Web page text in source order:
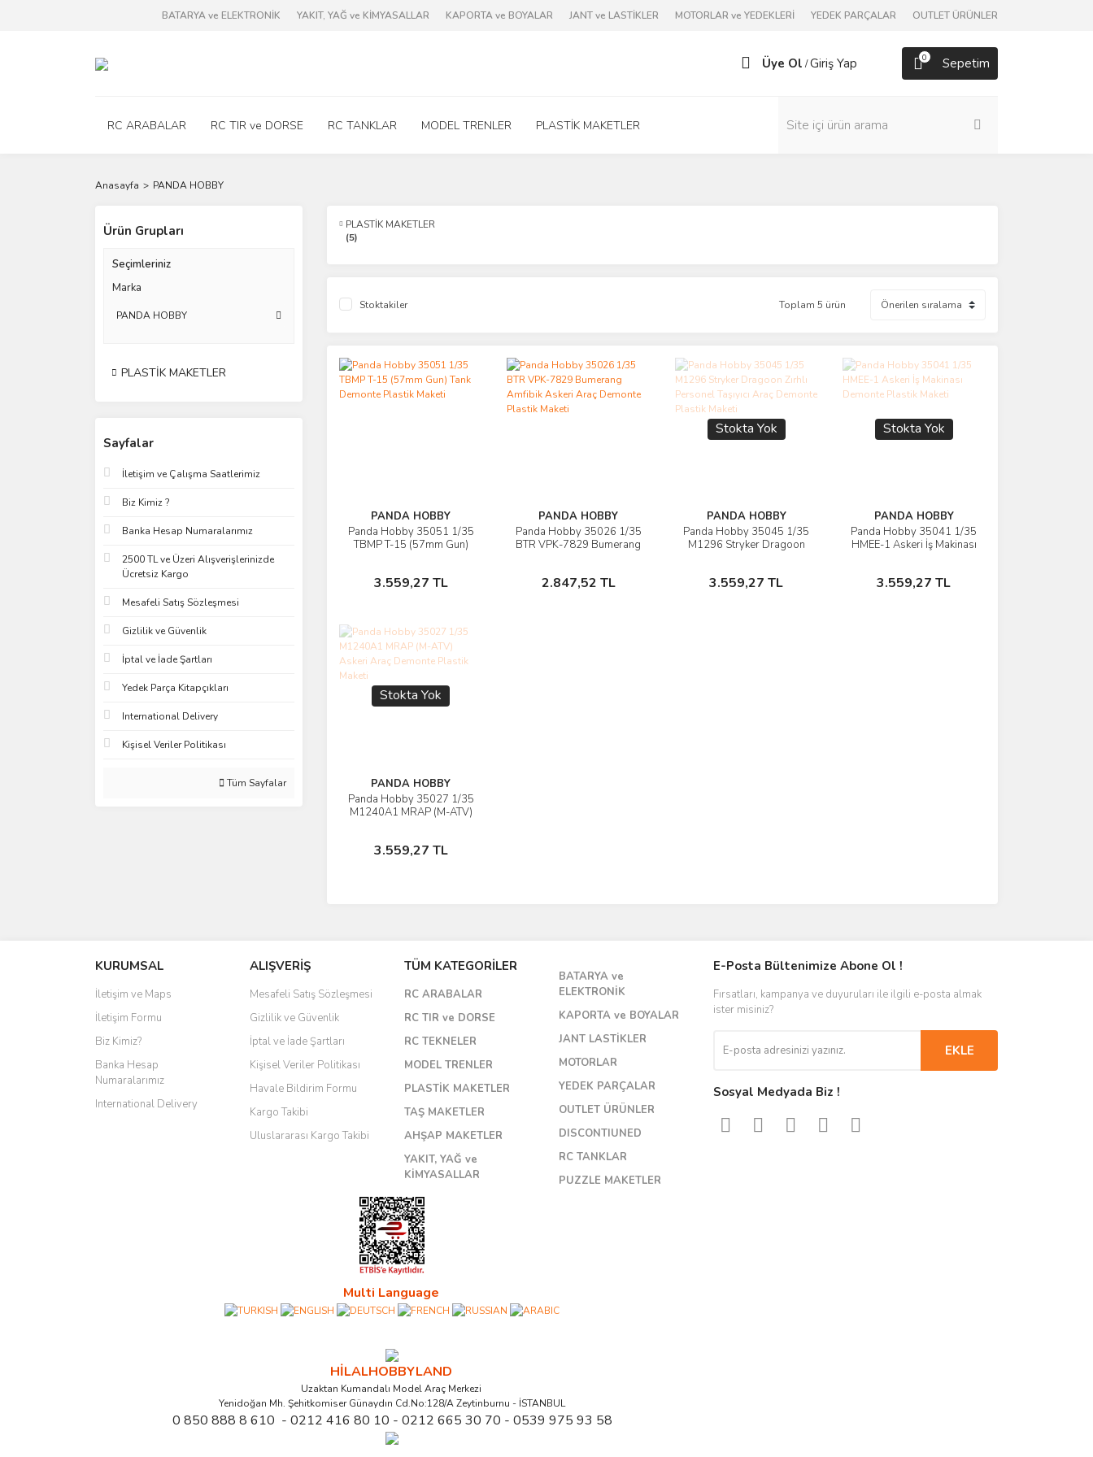
BATARYA ve ELEKTRONİK YAKIT, YAĞ ve KİMYASALLAR KAPORTA ve BOYALAR JANT ve LASTİKLER MOTORLAR ve YEDEKLERİ YEDEK PARÇALAR OUTLET ÜRÜNLER
Üye Ol /Giriş Yap 0 Sepetim
RC ARABALAR RC TIR ve DORSE RC TANKLAR MODEL TRENLER PLASTİK MAKETLER
Anasayfa PANDA HOBBY
Ürün Grupları
Seçimleriniz
Marka
PANDA HOBBY
PLASTİK MAKETLER
Sayfalar
İletişim ve Çalışma Saatlerimiz
Biz Kimiz ?
Banka Hesap Numaralarımız
2500 TL ve Üzeri Alışverişlerinizde
Ücretsiz Kargo
Mesafeli Satış Sözleşmesi
Gizlilik ve Güvenlik
İptal ve İade Şartları
Yedek Parça Kitapçıkları
International Delivery
Kişisel Veriler Politikası
Tüm Sayfalar
PLASTİK MAKETLER
(5)
Stoktakiler Toplam 5 ürün
PANDA HOBBY
Panda Hobby 35051 1/35
TBMP T-15 (57mm Gun)
3.559,27 TL
Ürünü İncele
Sepete Ekle
PANDA HOBBY
Panda Hobby 35026 1/35
BTR VPK-7829 Bumerang
2.847,52 TL
Ürünü İncele
Sepete Ekle
Stokta Yok
PANDA HOBBY
Panda Hobby 35045 1/35
M1296 Stryker Dragoon
Maketi
3.559,27 TL
Ürünü İncele
Stokta Yok
Stokta Yok
PANDA HOBBY
Panda Hobby 35041 1/35
HMEE-1 Askeri İş Makinası
3.559,27 TL
Ürünü İncele
Stokta Yok
Stokta Yok
PANDA HOBBY
Panda Hobby 35027 1/35
M1240A1 MRAP (M-ATV)
3.559,27 TL
Ürünü İncele
Stokta Yok
KURUMSAL
İletişim ve Maps
İletişim Formu
Biz Kimiz?
Banka Hesap
Numaralarımız
International Delivery
ALIŞVERİŞ
Mesafeli Satış Sözleşmesi
Gizlilik ve Güvenlik
İptal ve İade Şartları
Kişisel Veriler Politikası
Havale Bildirim Formu
Kargo Takibi
Uluslararası Kargo Takibi
TÜM KATEGORİLER
RC ARABALAR
RC TIR ve DORSE
RC TEKNELER
MODEL TRENLER
PLASTİK MAKETLER
TAŞ MAKETLER
AHŞAP MAKETLER
YAKIT, YAĞ ve
KİMYASALLAR
BATARYA ve
ELEKTRONİK
KAPORTA ve BOYALAR
JANT LASTİKLER
MOTORLAR
YEDEK PARÇALAR
OUTLET ÜRÜNLER
DISCONTIUNED
RC TANKLAR
PUZZLE MAKETLER
Multi Language
HİLALHOBBYLAND
Uzaktan Kumandalı Model Araç Merkezi
Yenidoğan Mh. Şehitkomiser Günaydın Cd.No:128/A Zeytinburnu - İSTANBUL
0 850 888 8 610 - 0212 416 80 10 - 0212 665 30 70 - 0539 975 93 58
E-Posta Bültenimize Abone Ol !
Fırsatları, kampanya ve duyuruları ile ilgili e-posta almak
ister misiniz?
EKLE
Sosyal Medyada Biz !